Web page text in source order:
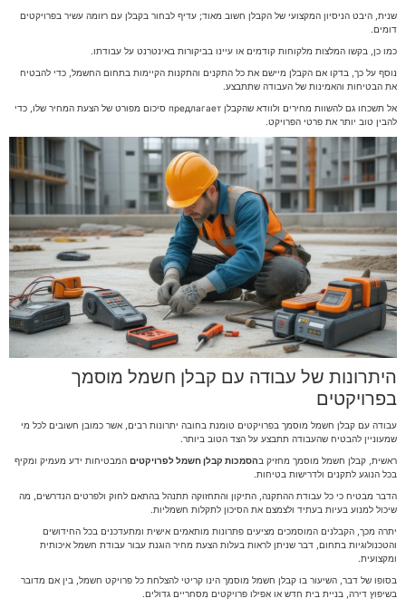
שנית, היבט הניסיון המקצועי של הקבלן חשוב מאוד; עדיף לבחור בקבלן עם רזומה עשיר בפרויקטים
דומים.
כמו כן, בקשו המלצות מלקוחות קודמים או עיינו בביקורות באינטרנט על עבודתו.
נוסף על כך, בדקו אם הקבלן מיישם את כל התקנים והתקנות הקיימות בתחום החשמל, כדי להבטיח
את הבטיחות והאמינות של העבודה שתתבצע.
אל תשכחו גם להשוות מחירים ולוודא שהקבלן предлагает סיכום מפורט של הצעת המחיר שלו, כדי
להבין טוב יותר את פרטי הפרויקט.
היתרונות של עבודה עם קבלן חשמל מוסמך
בפרויקטים
עבודה עם קבלן חשמל מוסמך בפרויקטים טומנת בחובה יתרונות רבים, אשר כמובן חשובים לכל מי
שמעוניין להבטיח שהעבודה תתבצע על הצד הטוב ביותר.
ראשית, קבלן חשמל מוסמך מחזיק בהסמכות קבלן חשמל לפרויקטים המבטיחות ידע מעמיק ומקיף
בכל הנוגע לתקנים ולדרישות בטיחות.
הדבר מבטיח כי כל עבודת ההתקנה, התיקון והתחזוקה תתנהל בהתאם לחוק ולפרטים הנדרשים, מה
שיכול למנוע בעיות בעתיד ולצמצם את הסיכון לתקלות חשמליות.
יתרה מכך, הקבלנים המוסמכים מציעים פתרונות מותאמים אישית ומתעדכנים בכל החידושים
והטכנולוגיות בתחום, דבר שניתן לראות בעלות הצעת מחיר הוגנת עבור עבודת חשמל איכותית
ומקצועית.
בסופו של דבר, השיעור בו קבלן חשמל מוסמך הינו קריטי להצלחת כל פרויקט חשמל, בין אם מדובר
בשיפוץ דירה, בניית בית חדש או אפילו פרויקטים מסחריים גדולים.